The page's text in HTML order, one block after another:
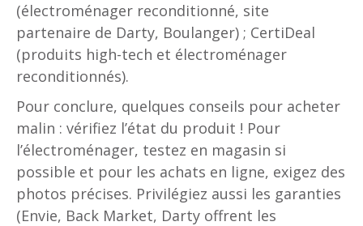
(électroménager reconditionné, site
partenaire de Darty, Boulanger) ; CertiDeal
(produits high-tech et électroménager
reconditionnés).
Pour conclure, quelques conseils pour acheter
malin : vérifiez l’état du produit ! Pour
l’électroménager, testez en magasin si
possible et pour les achats en ligne, exigez des
photos précises. Privilégiez aussi les garanties
(Envie, Back Market, Darty offrent les